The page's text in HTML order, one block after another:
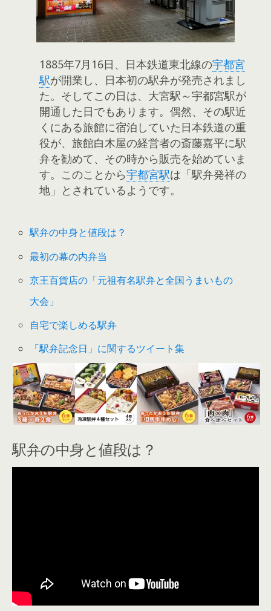
1885年7月16日、日本鉄道東北線の宇都宮
駅が開業し、日本初の駅弁が発売されまし
た。そしてこの日は、大宮駅～宇都宮駅が
開通した日でもあります。偶然、その駅近
くにある旅館に宿泊していた日本鉄道の重
役が、旅館白木屋の経営者の斎藤嘉平に駅
弁を勧めて、その時から販売を始めていま
す。このことから宇都宮駅は「駅弁発祥の
地」とされているようです。
駅弁の中身と値段は？
最初の幕の内弁当
京王百貨店の「元祖有名駅弁と全国うまいもの
大会」
自宅で楽しめる駅弁
「駅弁記念日」に関するツイート集
駅弁の中身と値段は？